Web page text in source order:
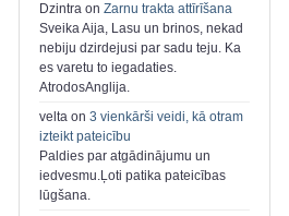
Dzintra on Zarnu trakta attīrīšana
Sveika Aija, Lasu un brinos, nekad
nebiju dzirdejusi par sadu teju. Ka
es varetu to iegadaties.
AtrodosAnglija.
velta on 3 vienkārši veidi, kā otram
izteikt pateicību
Paldies par atgādinājumu un
iedvesmu.Ļoti patika pateicības
lūgšana.